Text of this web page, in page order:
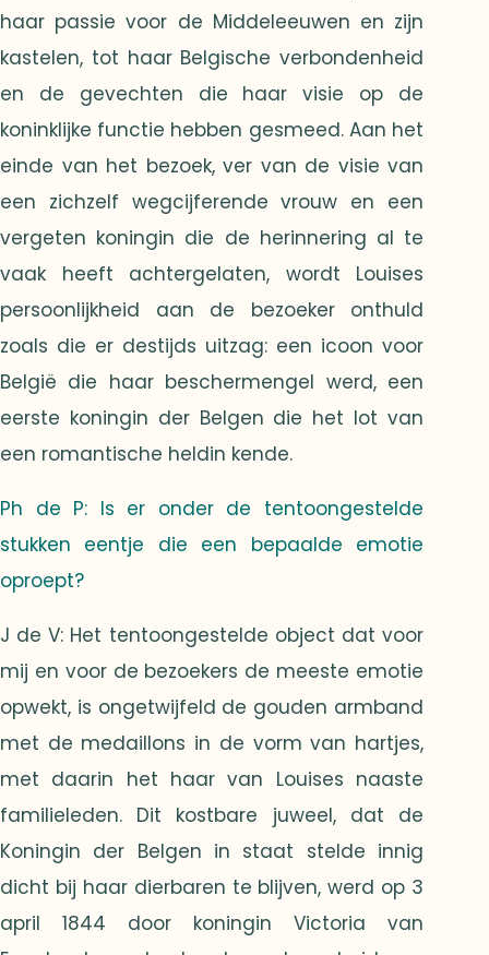
haar passie voor de Middeleeuwen en zijn
kastelen, tot haar Belgische verbondenheid
en de gevechten die haar visie op de
koninklijke functie hebben gesmeed. Aan het
einde van het bezoek, ver van de visie van
een zichzelf wegcijferende vrouw en een
vergeten koningin die de herinnering al te
vaak heeft achtergelaten, wordt Louises
persoonlijkheid aan de bezoeker onthuld
zoals die er destijds uitzag: een icoon voor
België die haar beschermengel werd, een
eerste koningin der Belgen die het lot van
een romantische heldin kende.
Ph de P: Is er onder de tentoongestelde
stukken eentje die een bepaalde emotie
oproept?
J de V: Het tentoongestelde object dat voor
mij en voor de bezoekers de meeste emotie
opwekt, is ongetwijfeld de gouden armband
met de medaillons in de vorm van hartjes,
met daarin het haar van Louises naaste
familieleden. Dit kostbare juweel, dat de
Koningin der Belgen in staat stelde innig
dicht bij haar dierbaren te blijven, werd op 3
april 1844 door koningin Victoria van